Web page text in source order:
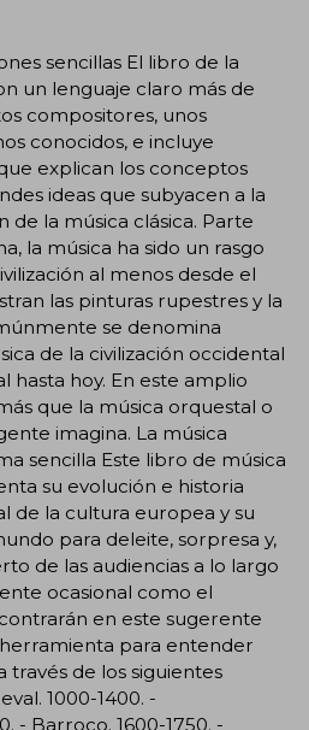
sencillas El libro de la
un lenguaje claro más de
compositores, unos
conocidos, e incluye
explican los conceptos
ideas que subyacen a la
de la música clásica. Parte
la música ha sido un rasgo
al menos desde el
las pinturas rupestres y la
se denomina
de la civilización occidental
hasta hoy. En este amplio
que la música orquestal o
imagina. La música
sencilla Este libro de música
su evolución e historia
de la cultura europea y su
para deleite, sorpresa y,
de las audiencias a lo largo
ocasional como el
en este sugerente
para entender
través de los siguientes
1000-1400. -
- Barroco. 1600-1750. -